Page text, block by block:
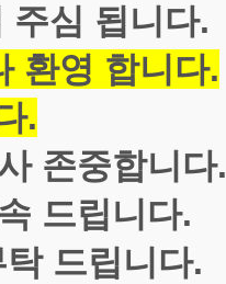
주심 됩니다.
환영 합니다.
.
존중합니다.
드립니다.
드립니다.